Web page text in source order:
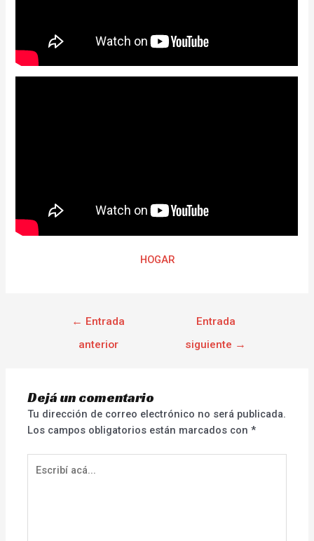
HOGAR
← Entrada
anterior
Entrada
siguiente →
Dejá un comentario
Tu dirección de correo electrónico no será publicada.
Los campos obligatorios están marcados con*
acá...